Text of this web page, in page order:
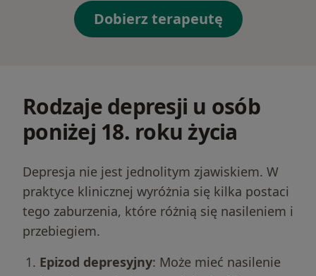
Dobierz terapeutę
Rodzaje depresji u osób
poniżej 18. roku życia
Depresja nie jest jednolitym zjawiskiem. W
praktyce klinicznej wyróżnia się kilka postaci
tego zaburzenia, które różnią się nasileniem i
przebiegiem.
Epizod depresyjny: Może mieć nasilenie